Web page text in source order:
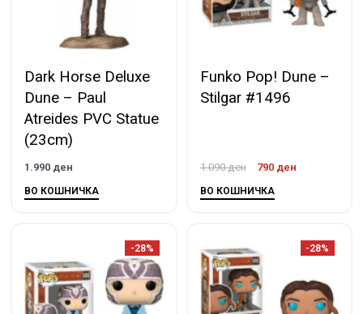
Dark Horse Deluxe
Dune – Paul
Atreides PVC Statue
(23cm)
1.990 ден
ВО КОШНИЧКА
Funko Pop! Dune –
Stilgar #1496
1.090ден 790 ден
ВО КОШНИЧКА
-28% -28%